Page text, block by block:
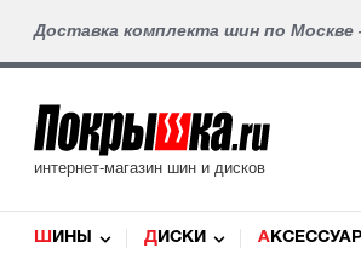
Доставка комплекта шин по
интернет-магазин шин и дисков
ШИНЫ ДИСКИ